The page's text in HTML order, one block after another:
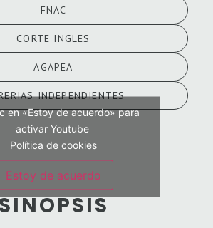
FNAC
CORTE INGLES
AGAPEA
INDEPENDIENTES
en «Estoy de acuerdo» para
activar Youtube
Política de cookies
Estoy de acuerdo